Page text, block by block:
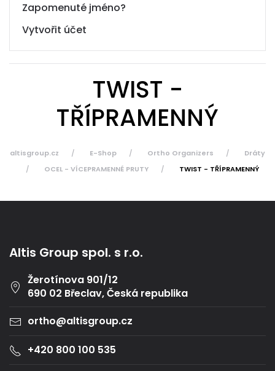
Zapomenuté jméno?
Vytvořit účet
TWIST -
TŘÍPRAMENNÝ
altisgroup.cz E-Shop Ortho Organizers
Dráty
OCEL - VÍCEPRAMENNÉ PRUTY
TWIST - TŘÍPRAMENNÝ
Altis Group spol. s r.o.
Žerotínova 901/12
690 02 Břeclav, Česká republika
ortho@altisgroup.cz
+420 800 100 535